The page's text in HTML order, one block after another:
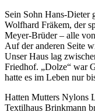
Sein Sohn Hans-Dieter
Wolfhard Fräkem, der
Meyer-Brüder – alle
Auf der anderen Seite
Unser Haus lag
Friedhof. „Dolze“ war
hatte es im Leben nur
Hatten Mutters Nylons
Textilhaus Brinkmann